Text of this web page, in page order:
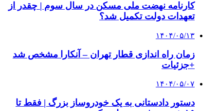
کارنامه نهضت ملی مسکن در سال سوم | چقدر از
تعهدات دولت تکمیل شد؟
۱۴۰۴/۰۵/۱۳
زمان راه اندازی قطار تهران – آنکارا مشخص شد
+جزئیات
۱۴۰۴/۰۵/۰۷
دستور دادستانی به یک خودروساز بزرگ | فقط تا